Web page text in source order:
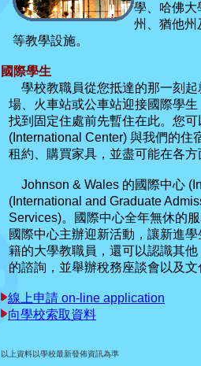
學、哈佛大
州、猶他州
等教學設施。
國際學生
學校教職員從您抵達的那一刻起
場、火車站或公車站迎接國際學
找到固定住處前先暫住在此。您
(International Center) 與我們的住
租約、購買家具，並盡可能在各
Johnson & Wales 的國際中心
(International and Graduate
Services)。國際中心全年無休的
國際中心主辦迎新活動，讓新進
籍的大學教職員，還可以認識其
的諮詢，並舉辦稅務座談會以及文
線上申請 on-line application
向學校索取資料
以上資料以學校最新發佈資訊為準